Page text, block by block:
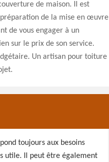
de maison. Il est
de la mise en œuvre
de vous engager à un
sur le prix de son service.
Un artisan pour toiture
toujours aux besoins
utile. Il peut être également